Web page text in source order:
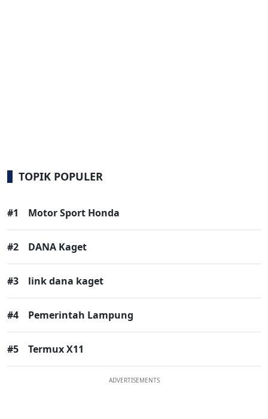
TOPIK POPULER
#1 Motor Sport Honda
#2 DANA Kaget
#3 link dana kaget
#4 Pemerintah Lampung
#5 Termux X11
ADVERTISEMENTS